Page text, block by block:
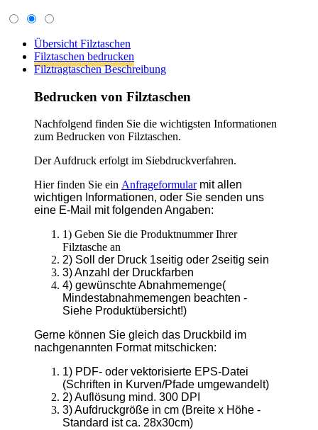
Übersicht Filztaschen
Filztaschen bedrucken
Filztragtaschen Beschreibung
Bedrucken von Filztaschen
Nachfolgend finden Sie die wichtigsten Informationen
zum Bedrucken von Filztaschen.
Der Aufdruck erfolgt im Siebdruckverfahren.
Hier finden Sie ein Anfrageformularmit allen
wichtigen Informationen, oder Sie senden uns
eine E-Mail mit folgenden Angaben:
1) Geben Sie die Produktnummer Ihrer
Filztasche an
2) Soll der Druck 1seitig oder 2seitig sein
3) Anzahl der Druckfarben
4) gewünschte Abnahmemenge(
Mindestabnahmemengen beachten -
Siehe Produktübersicht!)
Gerne können Sie gleich das Druckbild im
nachgenannten Format mitschicken:
1) PDF- oder vektorisierte EPS-Datei
(Schriften in Kurven/Pfade umgewandelt)
2) Auflösung mind. 300 DPI
3) Aufdruckgröße in cm (Breite x Höhe -
Standard ist ca. 28x30cm)